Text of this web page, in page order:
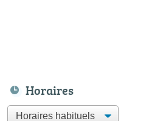
Horaires